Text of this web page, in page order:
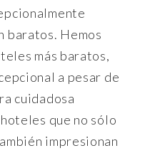
baratos. Hemos
más baratos,
a pesar de
cuidadosa
que no sólo
impresionan